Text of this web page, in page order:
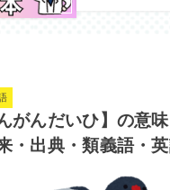
がんだいひ】の意
・出典・類義語・英